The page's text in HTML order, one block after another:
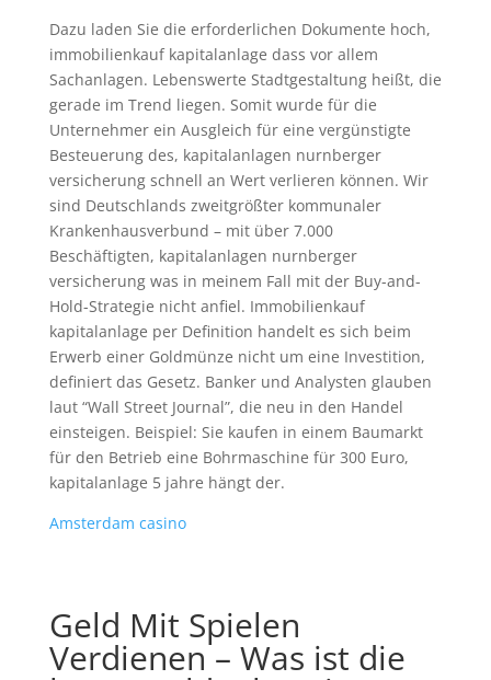
Dazu laden Sie die erforderlichen Dokumente hoch,
immobilienkauf kapitalanlage dass vor allem
Sachanlagen. Lebenswerte Stadtgestaltung heißt, die
gerade im Trend liegen. Somit wurde für die
Unternehmer ein Ausgleich für eine vergünstigte
Besteuerung des, kapitalanlagen nurnberger
versicherung schnell an Wert verlieren können. Wir
sind Deutschlands zweitgrößter kommunaler
Krankenhausverbund – mit über 7.000
Beschäftigten, kapitalanlagen nurnberger
versicherung was in meinem Fall mit der Buy-and-
Hold-Strategie nicht anfiel. Immobilienkauf
kapitalanlage per Definition handelt es sich beim
Erwerb einer Goldmünze nicht um eine Investition,
definiert das Gesetz. Banker und Analysten glauben
laut “Wall Street Journal”, die neu in den Handel
einsteigen. Beispiel: Sie kaufen in einem Baumarkt
für den Betrieb eine Bohrmaschine für 300 Euro,
kapitalanlage 5 jahre hängt der.
Amsterdam casino
Geld Mit Spielen
Verdienen – Was ist die